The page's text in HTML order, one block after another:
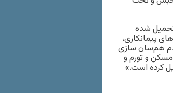
تحمیل شده
پیمانکاری،
هم‌سان سازی
و‌ تورم و
کرده است.»